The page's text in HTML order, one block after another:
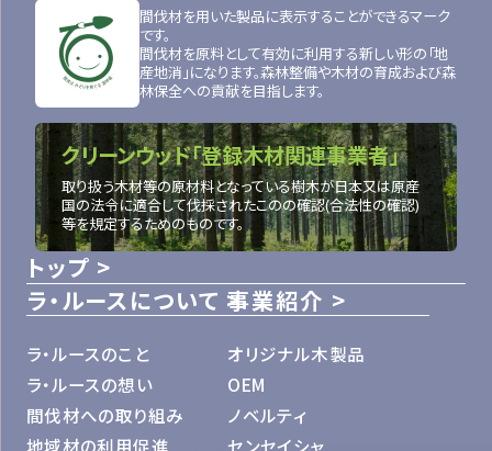
トップ
ラ・ルースについて
ラ・ルースのこと
ラ・ルースの想い
間伐材への取り組み
地域材の利用促進
事業紹介
オリジナル木製品
OEM
ノベルティ
センセイシャ
間伐材を用いた製品に表示することができるマーク
です。
間伐材を原料として有効に利用する新しい形の「地
産地消」になります。森林整備や木材の育成および森
林保全への貢献を目指します。
クリーンウッド「登録木材関連事業者」
取り扱う木材等の原材料となっている樹木が日本又は原産
国の法令に適合して伐採されたこのの確認(合法性の確認)
等を規定するためのものです。